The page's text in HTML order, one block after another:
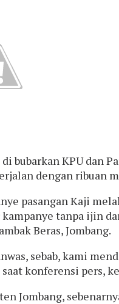
KPU dan
dengan ribuan
pasangan Kaji
tanpa ijin
Beras, Jombang.
sebab, kami
konferensi pers,
Jombang,